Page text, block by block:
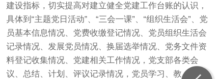
建设指标，切实提高对建立健全党建工作台账的认识，
具体到“主题党日活动”、“三会一课”、“组织生活会”、党
员基本信息情况、党费收缴登记情况、党员组织生活会
记录情况、发展党员情况、换届选举情况、党务文件资
料登记收集情况、党建相关工作情况，党支部各类会
议、总结、计划、评议记录情况，党员学习、教育、培